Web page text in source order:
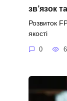
зв’язок
Розвиток
якості
0 6